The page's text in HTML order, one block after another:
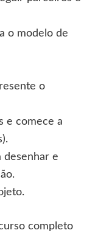
o modelo de
o
e comece a
desenhar e
completo